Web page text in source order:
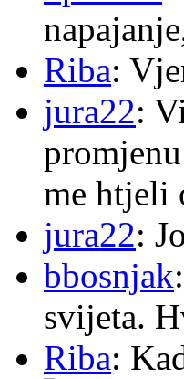
Riba:
jura22:
me htjeli
jura22:
bbosnjak
svijeta.
Riba: